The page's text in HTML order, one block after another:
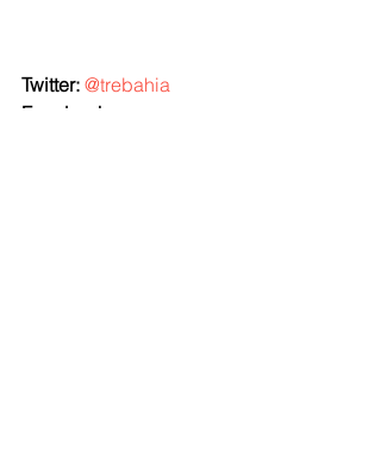
Twitter: @trebahia
Facebook: